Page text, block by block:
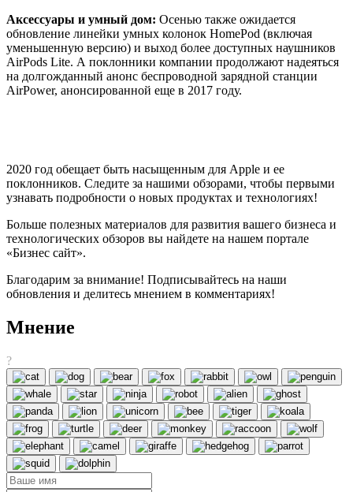
Аксессуары и умный дом: Осенью также ожидается
обновление линейки умных колонок HomePod (включая
уменьшенную версию) и выход более доступных наушников
AirPods Lite. А поклонники компании продолжают надеяться
на долгожданный анонс беспроводной зарядной станции
AirPower, анонсированной еще в 2017 году.
2020 год обещает быть насыщенным для Apple и ее
поклонников. Следите за нашими обзорами, чтобы первыми
узнавать подробности о новых продуктах и технологиях!
Больше полезных материалов для развития вашего бизнеса и
технологических обзоров вы найдете на нашем портале
«Бизнес сайт».
Благодарим за внимание! Подписывайтесь на наши
обновления и делитесь мнением в комментариях!
Мнение
?